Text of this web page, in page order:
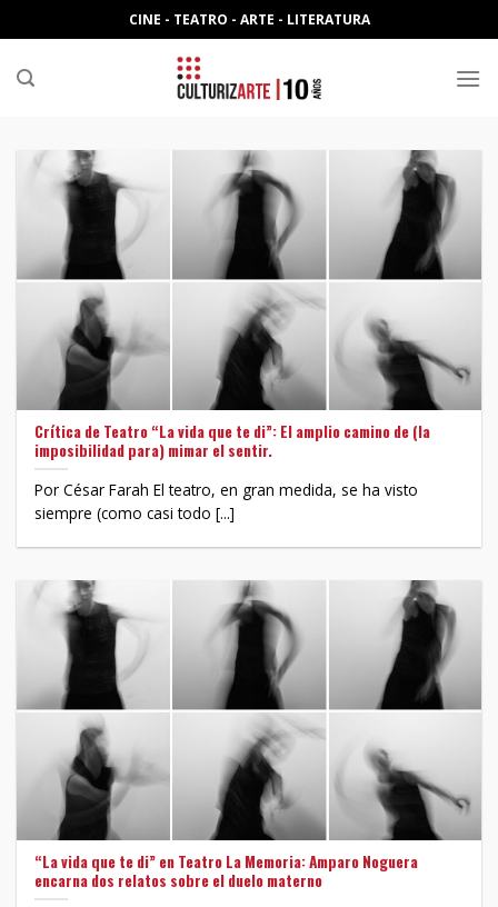
to
content
CINE - TEATRO - ARTE - LITERATURA
Crítica de Teatro “La vida que te di”: El amplio camino de (la
imposibilidad para) mimar el sentir.
Por César Farah El teatro, en gran medida, se ha visto
siempre (como casi todo [...]
“La vida que te di” en Teatro La Memoria: Amparo Noguera
encarna dos relatos sobre el duelo materno